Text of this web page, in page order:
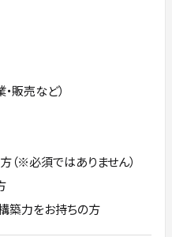
販売など）
※必須ではありません）
築力をお持ちの方